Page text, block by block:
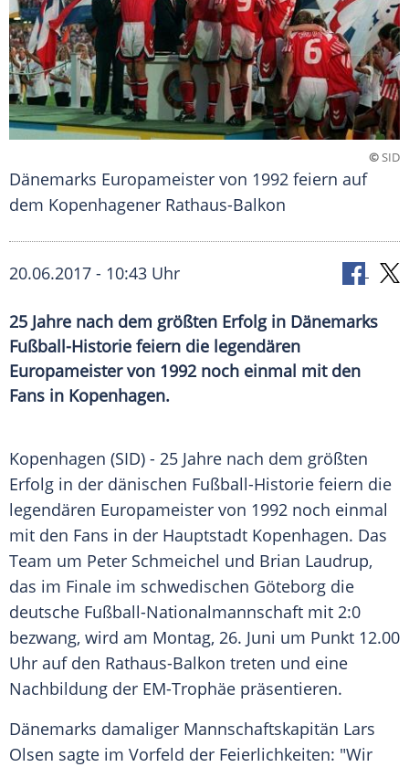
©SID
Dänemarks Europameister von 1992 feiern auf
dem Kopenhagener Rathaus-Balkon
20.06.2017 - 10:43 Uhr
25 Jahre nach dem größten Erfolg in Dänemarks
Fußball-Historie feiern die legendären
Europameister von 1992 noch einmal mit den
Fans in Kopenhagen.
Kopenhagen (SID) - 25 Jahre nach dem größten
Erfolg in der dänischen Fußball-Historie feiern die
legendären Europameister von 1992 noch einmal
mit den Fans in der Hauptstadt Kopenhagen. Das
Team um Peter Schmeichel und Brian Laudrup,
das im Finale im schwedischen Göteborg die
deutsche Fußball-Nationalmannschaft mit 2:0
bezwang, wird am Montag, 26. Juni um Punkt 12.00
Uhr auf den Rathaus-Balkon treten und eine
Nachbildung der EM-Trophäe präsentieren.
Dänemarks damaliger Mannschaftskapitän Lars
Olsen sagte im Vorfeld der Feierlichkeiten: "Wir